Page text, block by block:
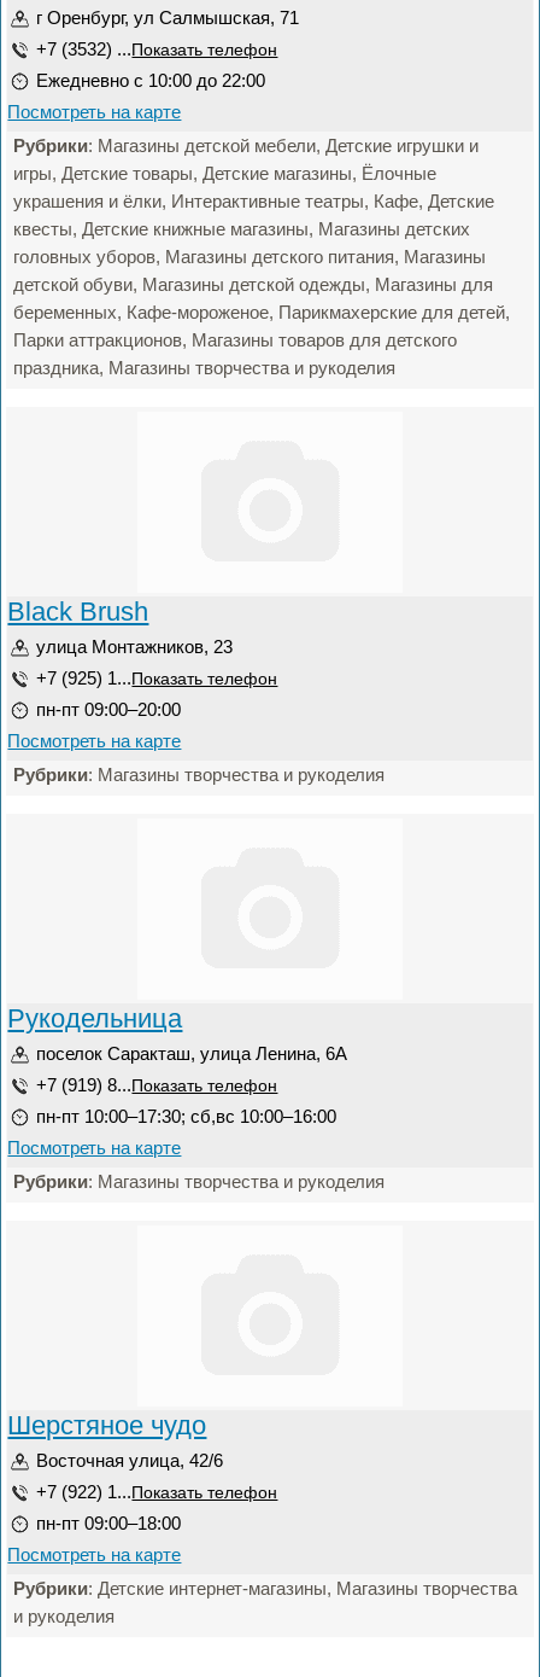
г Оренбург, ул Салмышская, 71
+7 (3532) ... Показать телефон
Ежедневно с 10:00 до 22:00
Посмотреть на карте
Рубрики: Магазины детской мебели, Детские игрушки и
игры, Детские товары, Детские магазины, Ёлочные
украшения и ёлки, Интерактивные театры, Кафе, Детские
квесты, Детские книжные магазины, Магазины детских
головных уборов, Магазины детского питания, Магазины
детской обуви, Магазины детской одежды, Магазины для
беременных, Кафе-мороженое, Парикмахерские для детей,
Парки аттракционов, Магазины товаров для детского
праздника, Магазины творчества и рукоделия
Black Brush
улица Монтажников, 23
+7 (925) 1... Показать телефон
пн-пт 09:00–20:00
Посмотреть на карте
Рубрики: Магазины творчества и рукоделия
Рукодельница
поселок Саракташ, улица Ленина, 6А
+7 (919) 8... Показать телефон
пн-пт 10:00–17:30; сб,вс 10:00–16:00
Посмотреть на карте
Рубрики: Магазины творчества и рукоделия
Шерстяное чудо
Восточная улица, 42/6
+7 (922) 1... Показать телефон
пн-пт 09:00–18:00
Посмотреть на карте
Рубрики: Детские интернет-магазины, Магазины творчества
и рукоделия